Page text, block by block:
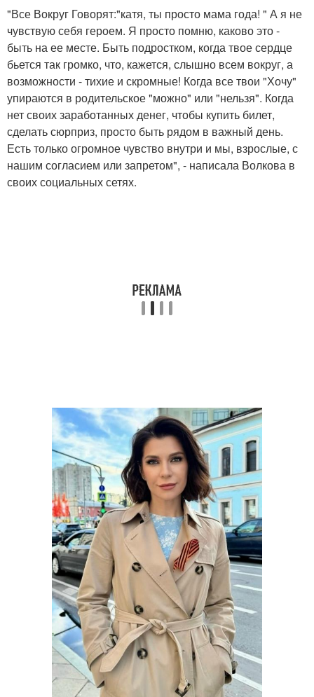
"Все Вокруг Говорят:"катя, ты просто мама года! " А я не
чувствую себя героем. Я просто помню, каково это -
быть на ее месте. Быть подростком, когда твое сердце
бьется так громко, что, кажется, слышно всем вокруг, а
возможности - тихие и скромные! Когда все твои "Хочу"
упираются в родительское "можно" или "нельзя". Когда
нет своих заработанных денег, чтобы купить билет,
сделать сюрприз, просто быть рядом в важный день.
Есть только огромное чувство внутри и мы, взрослые, с
нашим согласием или запретом", - написала Волкова в
своих социальных сетях.